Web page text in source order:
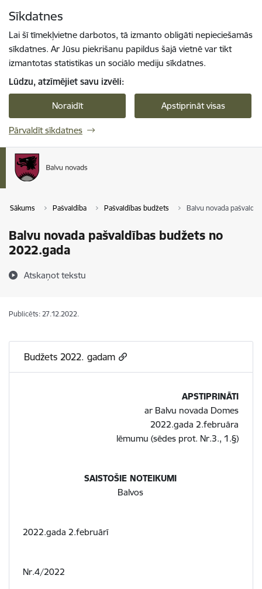
Sīkdatnes
Lai šī tīmekļvietne darbotos, tā izmanto obligāti nepieciešamās
sīkdatnes. Ar Jūsu piekrišanu papildus šajā vietnē var tikt
izmantotas statistikas un sociālo mediju sīkdatnes.
Lūdzu, atzīmējiet savu izvēli:
Noraidīt Apstiprināt visas
Pārvaldīt sīkdatnes
Sākums Pašvaldība Pašvaldības budžets Balvu novada
Balvu novada pašvaldības budžets no
2022.gada
Atskaņot tekstu
Publicēts: 27.12.2022.
Budžets 2022. gadam
APSTIPRINĀTI
ar Balvu novada Domes
2022.gada 2.februāra
lēmumu (sēdes prot. Nr.3., 1.§)
SAISTOŠIE NOTEIKUMI
Balvos
2022.gada 2.februārī
Nr.4/2022